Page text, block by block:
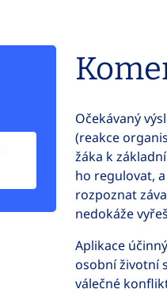
Očekávaný
(reakce
žáka k
ho regulovat,
rozpoznat
nedokáže
Aplikace
osobní životní
válečné